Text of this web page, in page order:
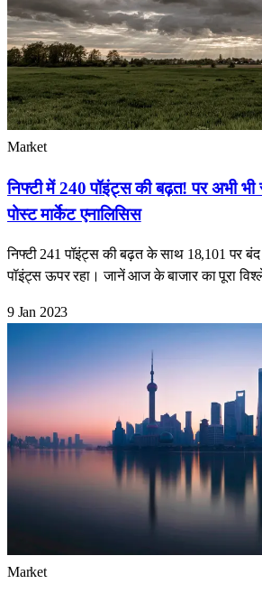
Market
निफ्टी में 240 पॉइंट्स की बढ़त! पर अभी
पोस्ट मार्केट एनालिसिस
निफ्टी 241 पॉइंट्स की बढ़त के साथ 18,101 पर
पॉइंट्स ऊपर रहा। जानें आज के बाजार का पूरा
9 Jan 2023
Market